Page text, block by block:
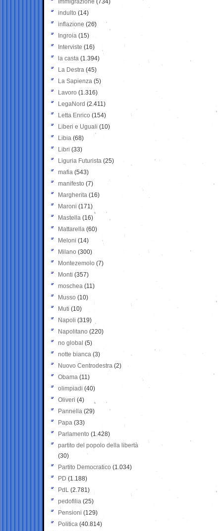
Immigrazione (734)
indulto (14)
inflazione (26)
Ingroia (15)
Interviste (16)
la casta (1.394)
La Destra (45)
La Sapienza (5)
Lavoro (1.316)
LegaNord (2.411)
Letta Enrico (154)
Liberi e Uguali (10)
Libia (68)
Libri (33)
Liguria Futurista (25)
mafia (543)
manifesto (7)
Margherita (16)
Maroni (171)
Mastella (16)
Mattarella (60)
Meloni (14)
Milano (300)
Montezemolo (7)
Monti (357)
moschea (11)
Musso (10)
Muti (10)
Napoli (319)
Napolitano (220)
no global (5)
notte bianca (3)
Nuovo Centrodestra (2)
Obama (11)
olimpiadi (40)
Oliveri (4)
Pannella (29)
Papa (33)
Parlamento (1.428)
partito del popolo della libertà
(30)
Partito Democratico (1.034)
PD (1.188)
PdL (2.781)
pedofilia (25)
Pensioni (129)
Politica (40.814)